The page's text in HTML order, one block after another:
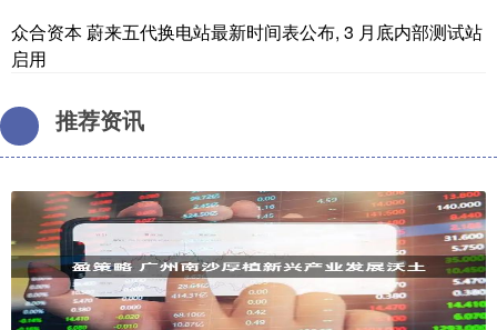
众合资本 蔚来五代换电站最新时间表公布, 3 月底内部测试站
启用
推荐资讯